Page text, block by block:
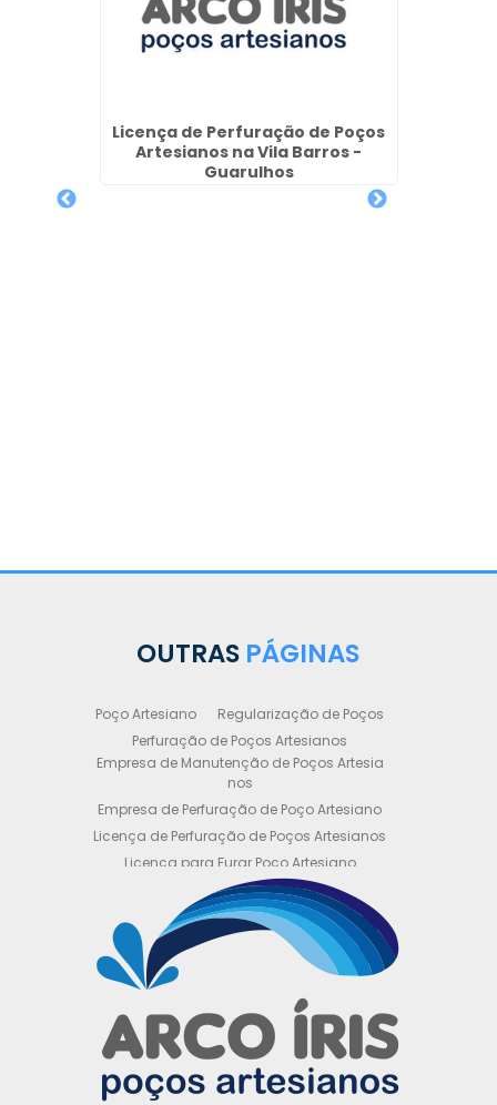
Licença de Perfuração de Poços
Artesianos na Vila Barros -
Guarulhos
OUTRAS PÁGINAS
Poço Artesiano
Regularização de Poços
Perfuração de Poços Artesianos
Empresa de Manutenção de Poços Artesia
nos
Empresa de Perfuração de Poço Artesiano
Licença de Perfuração de Poços Artesianos
Licença para Furar Poço Artesiano
Licença para Perfuração de Poço Artesiano
Licença para Poço Semi Artesiano
Manutenção de Poço Semi Artesiano
Manutenção Preventiva de Poços Artesiano
Obtenha sua Licença de Perfuração de Poç
o Artesiano
Orçamento de Poço Semi Artesiano
Orçamento para Perfuração de Poço Artesi
ano